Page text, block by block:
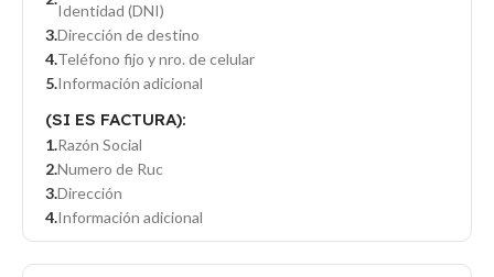
Identidad (DNI)
Dirección de destino
Teléfono fijo y nro. de celular
Información adicional
(SI ES FACTURA):
Razón Social
Numero de Ruc
Dirección
Información adicional